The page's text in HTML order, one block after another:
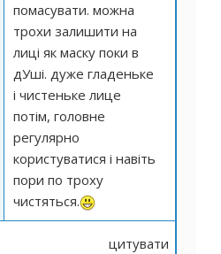
помасувати. можна
трохи залишити на
лиці як маску поки в
дУші. дуже гладеньке
і чистеньке лице
потім, головне
регулярно
користуватися і навіть
пори по троху
чистяться.
цитувати